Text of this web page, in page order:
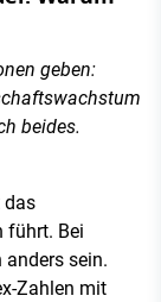
geben:
beides.
das
führt. Bei
sein.
Zahlen mit